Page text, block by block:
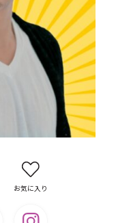
お気に入り